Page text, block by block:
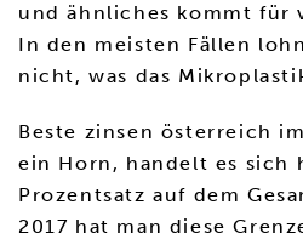
und ähnliches kommt für
In den meisten Fällen
nicht, was das
Beste zinsen österreich
ein Horn, handelt es sich
Prozentsatz auf dem
2017 hat man diese